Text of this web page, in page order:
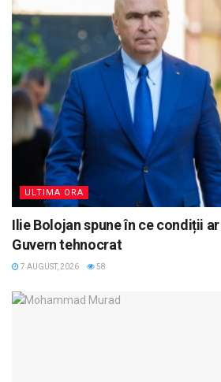
ULTIMA ORA
Ilie Bolojan spune în ce condiții
Guvern tehnocrat
7 AUGUST, 2026 58